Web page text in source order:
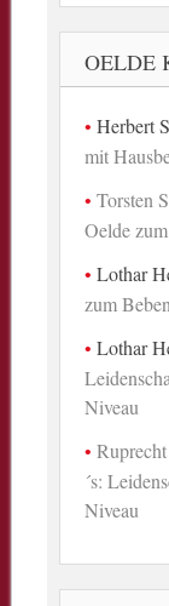
OELDE
Herbert
mit
Torsten
Oelde
Lothar
zum
Lothar
Niveau
´s:
Niveau